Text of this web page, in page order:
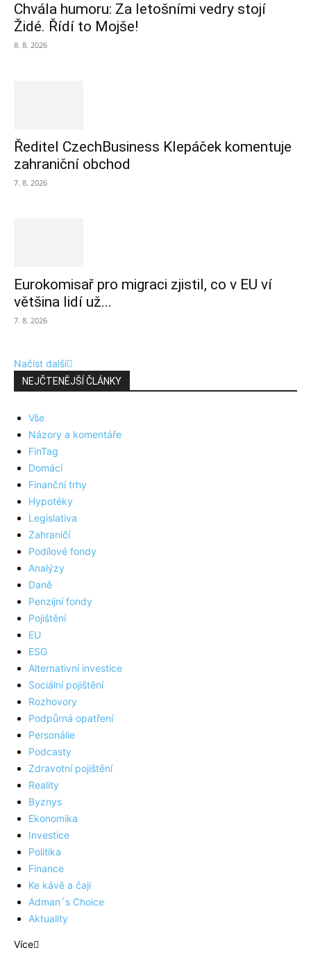
Chvála humoru: Za letošními vedry stojí
Židé. Řídí to Mojše!
8. 8. 2026
Ředitel CzechBusiness Klepáček komentuje
zahraniční obchod
7. 8. 2026
Eurokomisař pro migraci zjistil, co v EU ví
většina lidí už...
7. 8. 2026
Načíst další
NEJČTENĚJŠÍ ČLÁNKY
Vše
Názory a komentáře
FinTag
Domácí
Finanční trhy
Hypotéky
Legislativa
Zahraničí
Podílové fondy
Analýzy
Daně
Penzijní fondy
Pojištění
EU
ESG
Alternativní investice
Sociální pojištění
Rozhovory
Podpůrná opatření
Personálie
Podcasty
Zdravotní pojištění
Reality
Byznys
Ekonomika
Investice
Politika
Finance
Ke kávě a čaji
Adman´s Choice
Aktuality
Více